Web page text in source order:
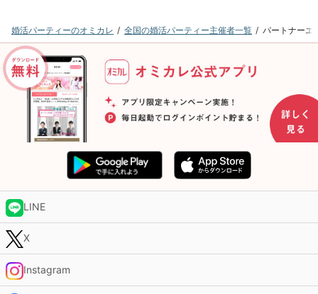
婚活パーティーのオミカレ 全国の婚活パーティー主催者一覧 パートナーエ
LINE
X
Instagram